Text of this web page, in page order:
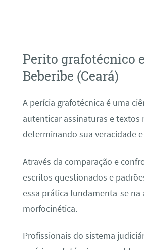
Perito grafotécnico
Beberibe (Ceará)
A perícia grafotécnica é uma
autenticar assinaturas e textos
determinando sua veracidade
Através da comparação e
escritos questionados e
essa prática fundamenta-se na
morfocinética.
Profissionais do sistema